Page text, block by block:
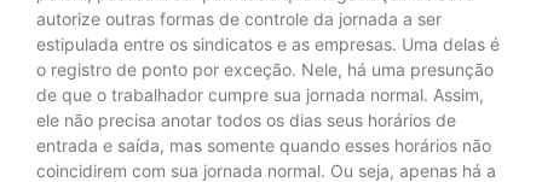
autorize outras formas de controle da jornada a ser
estipulada entre os sindicatos e as empresas. Uma delas é
o registro de ponto por exceção. Nele, há uma presunção
de que o trabalhador cumpre sua jornada normal. Assim,
ele não precisa anotar todos os dias seus horários de
entrada e saída, mas somente quando esses horários não
coincidirem com sua jornada normal. Ou seja, apenas há a